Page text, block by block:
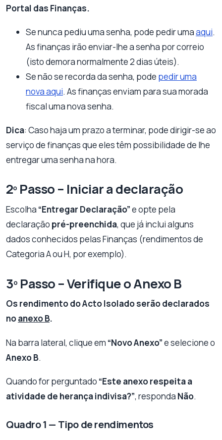
Portal das Finanças.
Se nunca pediu uma senha, pode pedir umaaqui.
As finanças irão enviar-lhe a senha por correio
(isto demora normalmente 2 dias úteis).
Se não se recorda da senha, pode pedir uma
nova aqui. As finanças enviam para sua morada
fiscal uma nova senha.
Dica: Caso haja um prazo a terminar, pode dirigir-se ao
serviço de finanças que eles têm possibilidade de lhe
entregar uma senha na hora.
2º Passo – Iniciar a declaração
Escolha “Entregar Declaração”e opte pela
declaração pré-preenchida, que já inclui alguns
dados conhecidos pelas Finanças (rendimentos de
Categoria A ou H, por exemplo).
3º Passo – Verifique o Anexo B
Os rendimento do Acto Isolado serão declarados
noanexo B.
Na barra lateral, clique em “Novo Anexo”e selecione o
Anexo B.
Quando for perguntado “Este anexo respeita a
atividade de herança indivisa?”, responda Não.
Quadro 1 — Tipo de rendimentos